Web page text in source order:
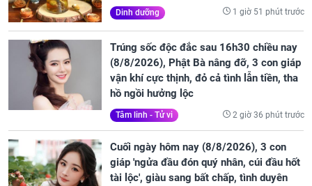
Dinh dưỡng 1 giờ 51 phút trước
Trúng sốc độc đắc sau 16h30 chiều nay
(8/8/2026), Phật Bà nâng đỡ, 3 con giáp
vận khí cực thịnh, đỏ cả tình lẫn tiền, tha
hồ ngồi hưởng lộc
Tâm linh - Tử vi 2 giờ 36 phút trước
Cuối ngày hôm nay (8/8/2026), 3 con
giáp 'ngửa đầu đón quý nhân, cúi đầu hốt
tài lộc', giàu sang bất chấp, tình duyên